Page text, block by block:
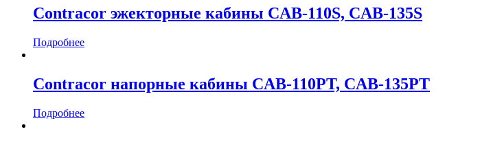
Contracor эжекторные кабины CAB-110S, CAB-135S
Подробнее
Contracor напорные кабины CAB-110PT, CAB-135PT
Подробнее